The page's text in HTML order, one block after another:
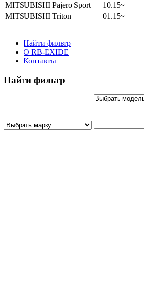
MITSUBISHI Pajero Sport
10.15~
MITSUBISHI Triton
01.15~
Найти фильтр
О RB-EXIDE
Контакты
Найти фильтр